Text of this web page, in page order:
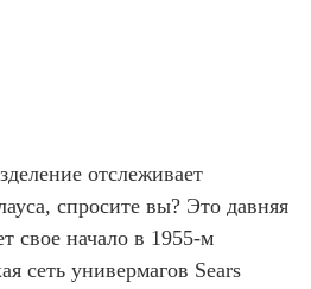
отслеживает
спросите вы? Это давняя
свое начало в 1955-м
сеть универмагов Sears